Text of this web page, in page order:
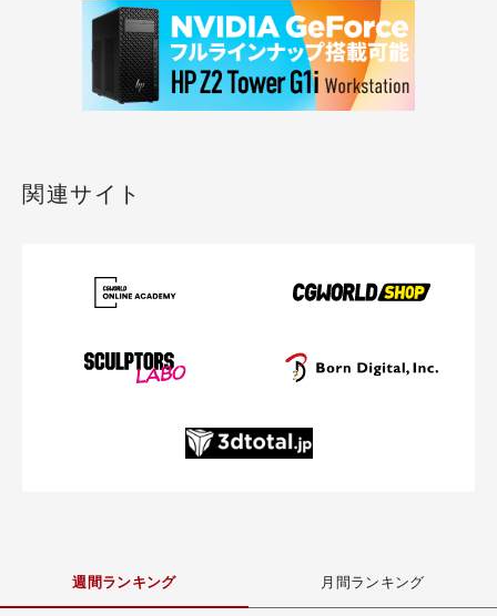
関連サイト
週間ランキング 月間ランキング